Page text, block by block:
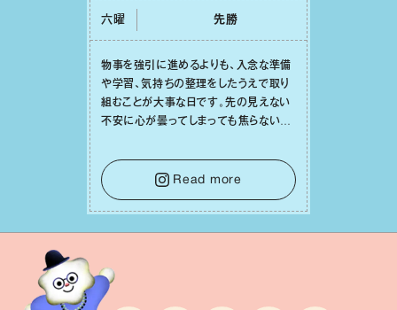
六曜 先勝
物事を強引に進めるよりも、⼊念な準備
や学習、気持ちの整理をしたうえで取り
組むことが⼤事な⽇です。先の⾒えない
不安に⼼が曇ってしまっても焦らない
⾝や疲れていそうな⼈をいたわることに
時間を使いましょう。ここでしっかりとエ
ネルギーを蓄え、困難を乗り越える⼒に
変えましょう。
Read more